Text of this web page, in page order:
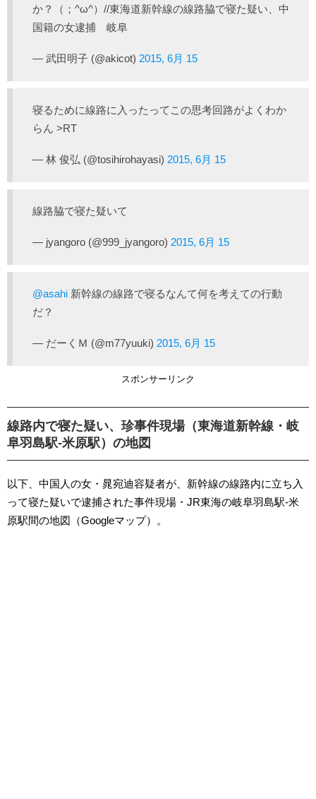
か？（；^ω^）//東海道新幹線の線路脇で寝た疑い、中
国籍の女逮捕 岐阜
— 武田明子 (@akicot) 2015, 6月 15
寝るために線路に入ったってこの思考回路がよくわか
らん >RT
— 林 俊弘 (@tosihirohayasi) 2015, 6月 15
線路脇で寝た疑いて
— jyangoro (@999_jyangoro) 2015, 6月 15
@asahi 新幹線の線路で寝るなんて何を考えての行動
だ？
— だーくＭ (@m77yuuki) 2015, 6月 15
スポンサーリンク
線路内で寝た疑い、珍事件現場（東海道新幹線・岐
阜羽島駅-米原駅）の地図
以下、中国人の女・晁宛迪容疑者が、新幹線の線路内に立ち入
って寝た疑いで逮捕された事件現場・JR東海の岐阜羽島駅-米
原駅間の地図（Googleマップ）。